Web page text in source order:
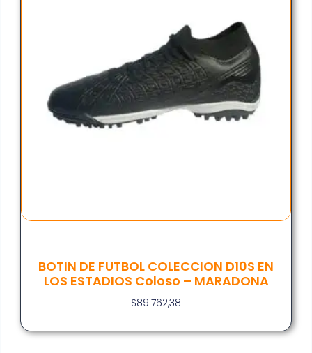
BOTIN DE FUTBOL COLECCION D10S EN
LOS ESTADIOS Coloso – MARADONA
$89.762,38